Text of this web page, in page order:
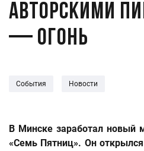
авторскими
— огонь
События Новости
В Минске заработал новый
«Семь Пятниц». Он